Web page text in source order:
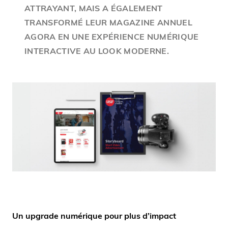
ATTRAYANT, MAIS A ÉGALEMENT
TRANSFORMÉ LEUR MAGAZINE ANNUEL
AGORA EN UNE EXPÉRIENCE NUMÉRIQUE
INTERACTIVE AU LOOK MODERNE.
Un upgrade numérique pour plus d’impact